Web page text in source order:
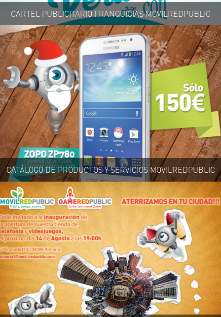
CARTEL PUBLICITARIO FRANQUICIAS MOVILREDPUBLIC
CATÁLOGO DE PRODUCTOS Y SERVICIOS MOVILREDPUBLIC